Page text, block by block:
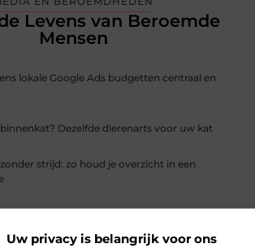
Uw privacy is belangrijk voor ons
Levens van Beroemde
Mensen
lokale Google Ads budgetten centraal en
Dezelfde dierenarts voor uw kat
strijd: zo houd je overzicht in een